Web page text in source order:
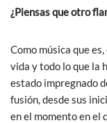
¿Piensas que otro
Como música que
vida y todo lo que la
estado impregnado
fusión, desde sus
en el momento en el